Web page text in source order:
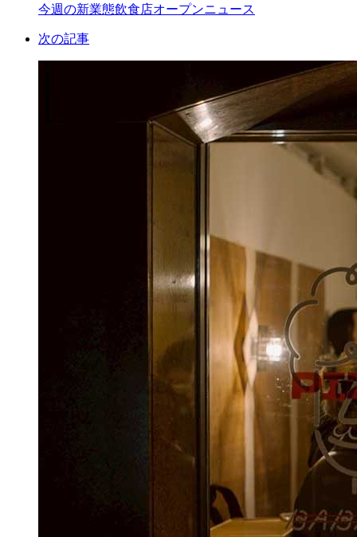
今週の新業態飲食店オープンニュース
次の記事